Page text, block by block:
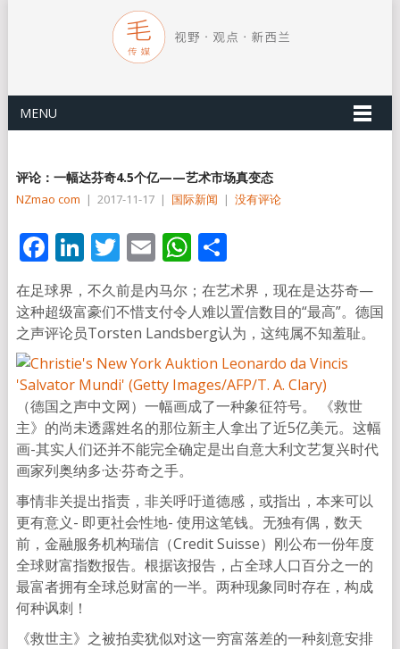
MENU
评论：一幅达芬奇4.5个亿——艺术市场真变态
NZmao com | 2017-11-17 | 国际新闻 | 没有评论
Facebook
LinkedIn
Twitter
EmailWhatsApp
分
享
在足球界，不久前是内马尔；在艺术界，现在是达芬奇—
这种超级富豪们不惜支付令人难以置信数目的“最高”。德国
之声评论员Torsten Landsberg认为，这纯属不知羞耻。
（德国之声中文网）一幅画成了一种象征符号。 《救世
主》的尚未透露姓名的那位新主人拿出了近5亿美元。这幅
画-其实人们还并不能完全确定是出自意大利文艺复兴时代
画家列奥纳多·达·芬奇之手。
事情非关提出指责，非关呼吁道德感，或指出，本来可以
更有意义- 即更社会性地- 使用这笔钱。无独有偶，数天
前，金融服务机构瑞信（Credit Suisse）刚公布一份年度
全球财富指数报告。根据该报告，占全球人口百分之一的
最富者拥有全球总财富的一半。两种现象同时存在，构成
何种讽刺！
《救世主》之被拍卖犹似对这一穷富落差的一种刻意安排